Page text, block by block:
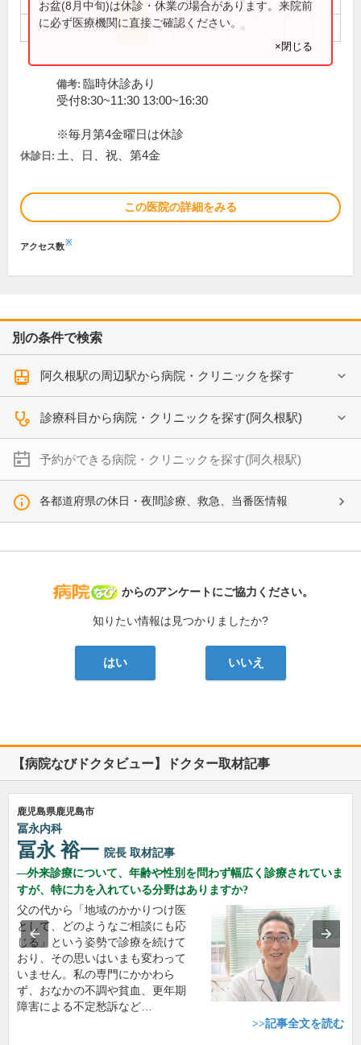
13:00～17:00 ● ● ● ●
お盆(8月中旬)は休診・休業の場合があります。来院前
に必ず医療機関に直接ご確認ください。
×閉じる
備考: 臨時休診あり
受付8:30~11:30 13:00~16:30
※毎月第4金曜日は休診
休診日: 土、日、祝、第4金
この医院の詳細をみる
アクセス数※
別の条件で検索
阿久根駅の周辺駅から病院・クリニックを探す
診療科目から病院・クリニックを探す(阿久根駅)
予約ができる病院・クリニックを探す(阿久根駅)
各都道府県の休日・夜間診療、救急、当番医情報
病院なび
からのアンケートにご協力ください。
知りたい情報は見つかりましたか?
はい いいえ
【病院なびドクタビュー】ドクター取材記事
鹿児島県鹿児島市
冨永内科
冨永 裕一 院長 取材記事
外来診療について、年齢や性別を問わず幅広く診療されていま
すが、特に力を入れている分野はありますか?
父の代から「地域のかかりつけ医
として、どのようなご相談にも応
じる」という姿勢で診療を続けて
おり、その思いはいまも変わって
いません。私の専門にかかわら
ず、おなかの不調や貧血、更年期
障害による不定愁訴など…
>>記事全文を読む